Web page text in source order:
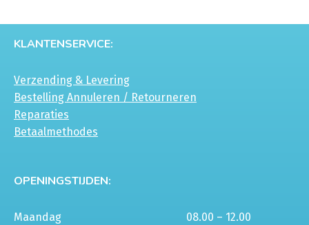
gekozen
op
de
productpagina
KLANTENSERVICE:
Verzending & Levering
Bestelling Annuleren / Retourneren
Reparaties
Betaalmethodes
OPENINGSTIJDEN:
Maandag
08.00 – 12.00